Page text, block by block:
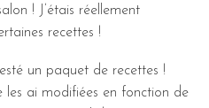
! J’étais réellement
recettes !
un paquet de recettes !
les ai modifiées en fonction de